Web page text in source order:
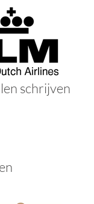
schrijven